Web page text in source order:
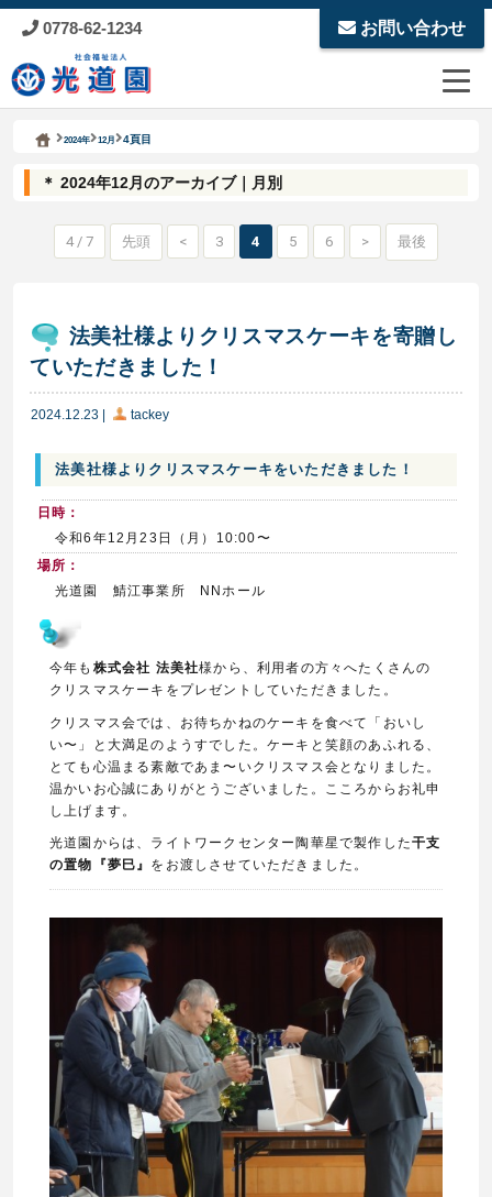
0778-62-1234 お問い合わせ
社会福祉法人 光道園
2024年 12月 4頁目
＊ 2024年12月のアーカイブ｜月別
4 / 7 先頭 < 3 4 5 6 > 最後
法美社様よりクリスマスケーキを寄贈し
ていただきました！
2024.12.23 tackey
法美社様よりクリスマスケーキをいただきました！
日時：
令和6年12月23日（月）10:00〜
場所：
光道園 鯖江事業所 NNホール
今年も 株式会社 法美社様から、利用者の方々へたくさんの
クリスマスケーキをプレゼントしていただきました。
クリスマス会では、お待ちかねのケーキを食べて「おいし
い〜」と大満足のようすでした。ケーキと笑顔のあふれる、
とても心温まる素敵であま〜いクリスマス会となりました。
温かいお心誠にありがとうございました。こころからお礼申
し上げます。
光道園からは、ライトワークセンター陶華星で製作した干支
の置物『夢巳』 をお渡しさせていただきました。